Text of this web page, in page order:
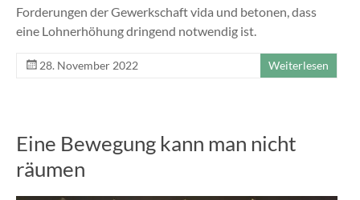
Forderungen der Gewerkschaft vida und betonen, dass
eine Lohnerhöhung dringend notwendig ist.
28. November 2022 Weiterlesen
Eine Bewegung kann man nicht
räumen